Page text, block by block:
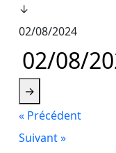
↓
02/08/2024
→
« Précédent
Suivant »